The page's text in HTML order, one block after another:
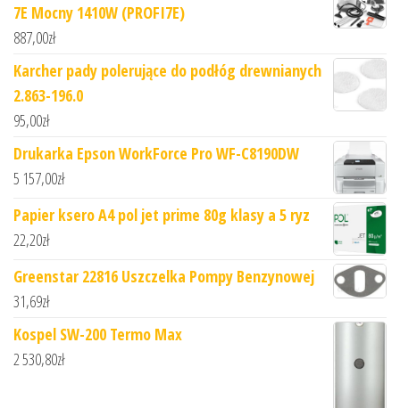
7E Mocny 1410W (PROFI7E)
887,00zł
Karcher pady polerujące do podłóg drewnianych
2.863-196.0
95,00zł
Drukarka Epson WorkForce Pro WF-C8190DW
5 157,00zł
Papier ksero A4 pol jet prime 80g klasy a 5 ryz
22,20zł
Greenstar 22816 Uszczelka Pompy Benzynowej
31,69zł
Kospel SW-200 Termo Max
2 530,80zł